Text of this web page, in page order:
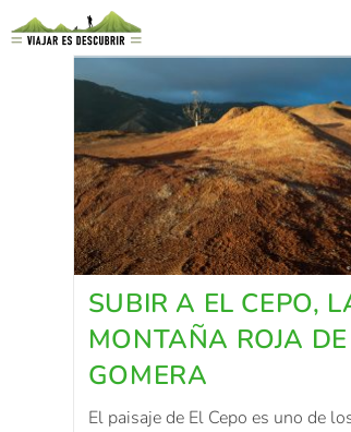
SUBIR A EL CEPO,
MONTAÑA ROJA
GOMERA
El paisaje de El Cepo es uno de